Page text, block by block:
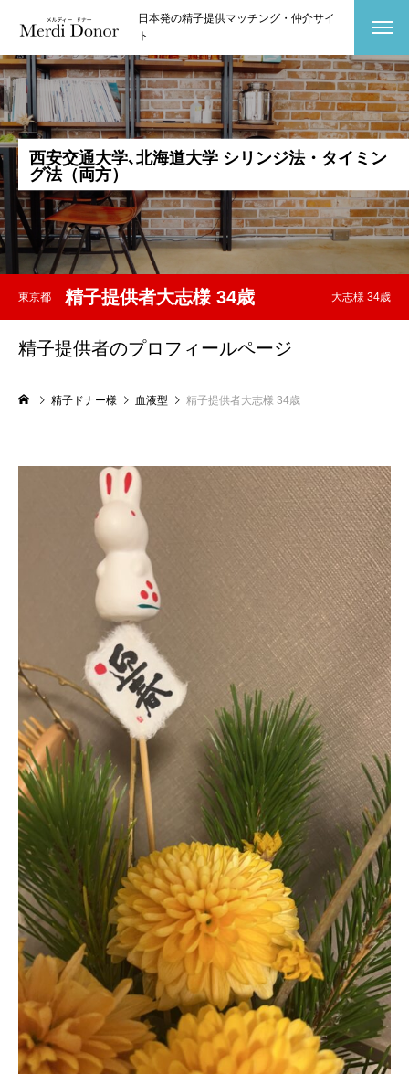
日本発の精子提供マッチング・仲介サイ
ト
西安交通大学､ 北海道大学 シ リ ンジ法・ タイ ミ ン
グ法（両方）
東京都 精子提供者大志様 34歳 大志様 34歳
精子提供者のプロフィールページ
精子ドナー様 血液型 精子提供者大志様 34歳